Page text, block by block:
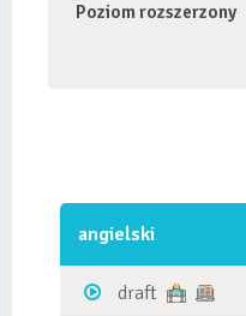
Poziom rozszerzony
angielski
draft